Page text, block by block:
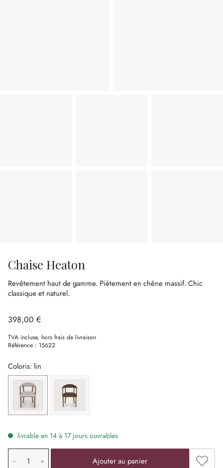
Chaise Heaton
Revêtement haut de gamme. Piètement en chêne massif. Chic
classique et naturel.
398,00 €
TVA incluse, hors frais de livraison
Référence : 15622
Coloris: lin
lin marron
livrable en 14 à 17 jours ouvrables
Quantité de produit: saisissez la valeur souhaitée ou
Ajouter au panier